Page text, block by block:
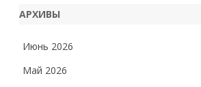
АРХИВЫ
Июнь 2026
Май 2026